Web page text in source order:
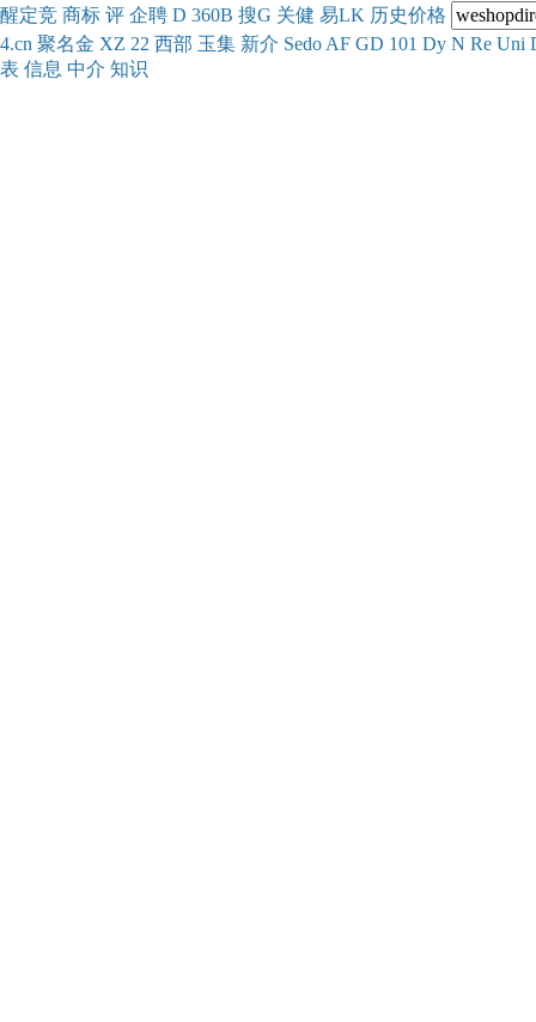
醒定竞 商标 评 企聘 D 360B 搜G 关健 易LK 历史价格
4.cn 聚名金 XZ 22 西部 玉集 新介 Sedo AF GD 101 Dy N Re Uni
表 信息 中介 知识